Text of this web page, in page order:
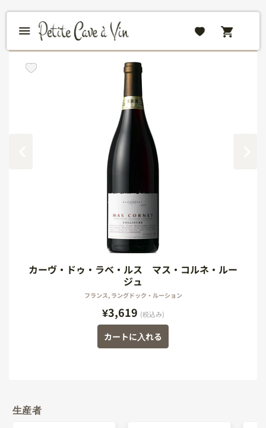
STAFF RECOMMENDATIONS
カーヴ・ドゥ・ラベ・ルス マス・コルネ・ルー
ジュ
フランス, ラングドック・ルーション
¥3,619 (税込み)
カートに入れる
生産者